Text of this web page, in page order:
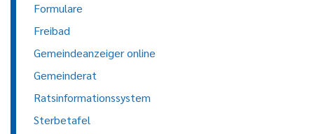
Formulare
Freibad
Gemeindeanzeiger online
Gemeinderat
Ratsinformationssystem
Sterbetafel